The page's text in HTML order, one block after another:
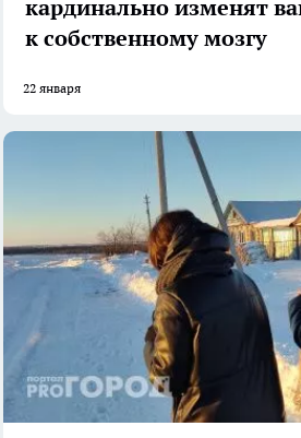
кардинально изменят
к собственному мозгу
22 января